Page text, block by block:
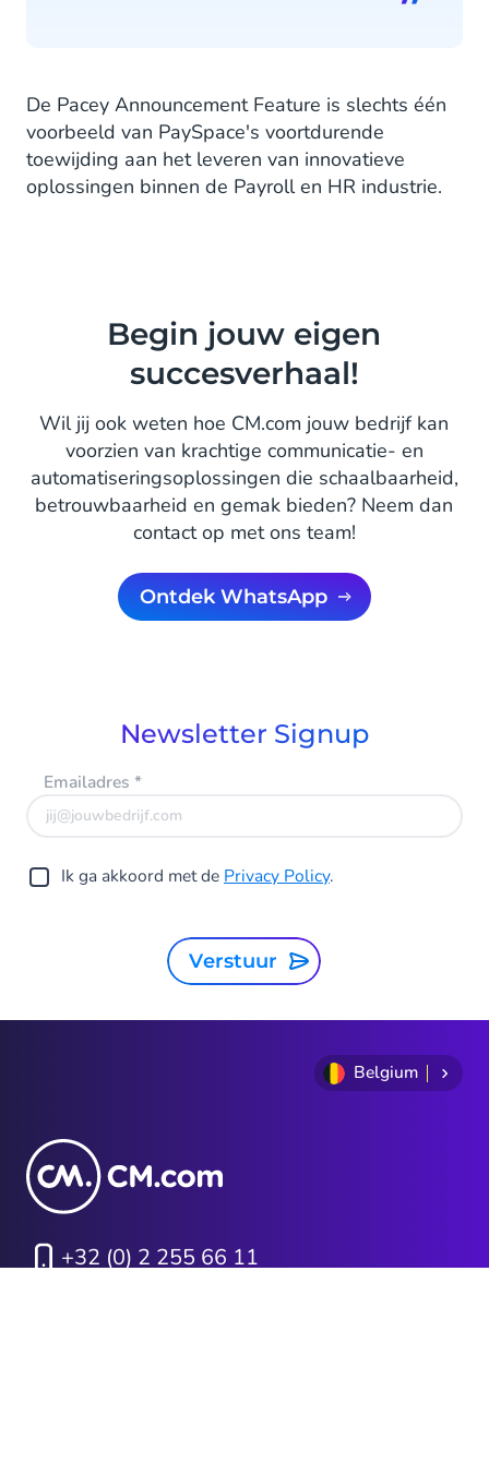
De Pacey Announcement Feature is slechts één
voorbeeld van PaySpace's voortdurende
toewijding aan het leveren van innovatieve
oplossingen binnen de Payroll en HR industrie.
Begin jouw eigen
succesverhaal!
Wil jij ook weten hoe CM.com jouw bedrijf kan
voorzien van krachtige communicatie- en
automatiseringsoplossingen die schaalbaarheid,
betrouwbaarheid en gemak bieden? Neem dan
contact op met ons team!
Ontdek WhatsApp
Newsletter Signup
Emailadres *
Ik ga akkoord met de Privacy Policy.
Verstuur
Belgium
+32 (0) 2 255 66 11